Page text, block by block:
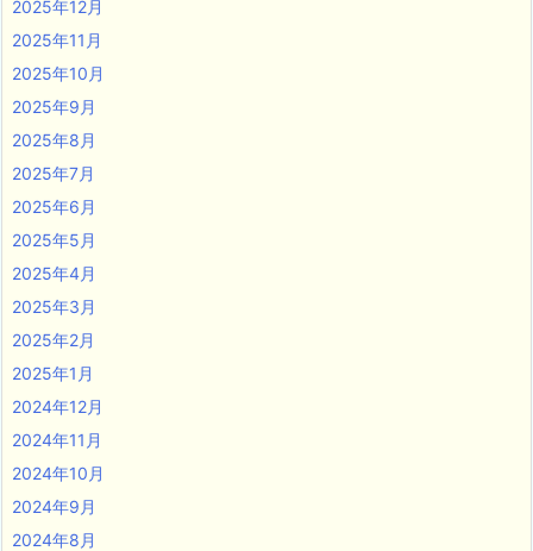
2025年12月
2025年11月
2025年10月
2025年9月
2025年8月
2025年7月
2025年6月
2025年5月
2025年4月
2025年3月
2025年2月
2025年1月
2024年12月
2024年11月
2024年10月
2024年9月
2024年8月